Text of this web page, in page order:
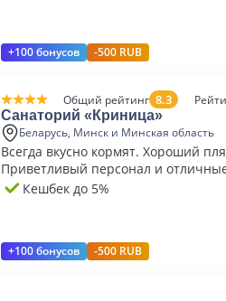
+100 бонусов -500 RUB
Общий рейтинг 8.3
Санаторий «Криница»
Беларусь, Минск и Минская область
Всегда вкусно кормят. Хороший
Приветливый персонал и
Кешбек до 5%
+100 бонусов -500 RUB